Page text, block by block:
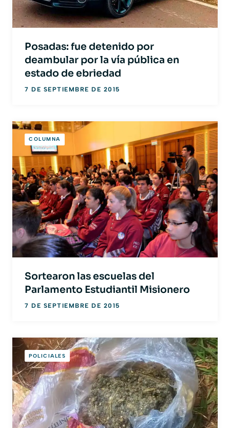
Posadas: fue detenido por
deambular por la vía pública en
estado de ebriedad
7 DE SEPTIEMBRE DE 2015
COLUMNA
Sortearon las escuelas del
Parlamento Estudiantil Misionero
7 DE SEPTIEMBRE DE 2015
POLICIALES